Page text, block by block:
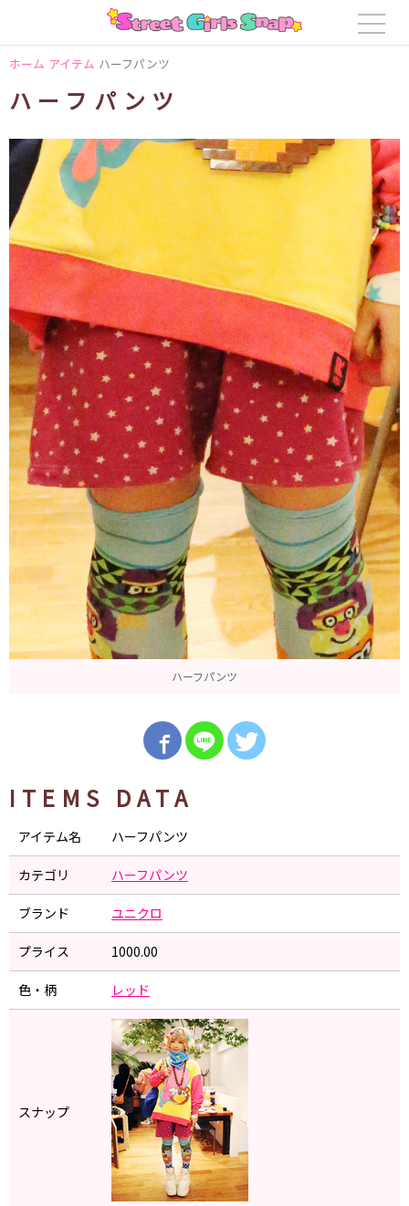
ホーム アイテム ハーフパンツ
ハーフパンツ
ハーフパンツ
ITEMS DATA
アイテム名 ハーフパンツ
カテゴリ ハーフパンツ
ブランド ユニクロ
プライス 1000.00
色・柄 レッド
スナップ